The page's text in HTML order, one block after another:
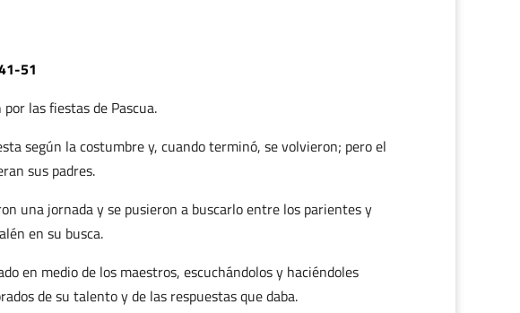
51
las fiestas de Pascua.
según la costumbre y, cuando terminó, se volvieron; pero el
sus padres.
una jornada y se pusieron a buscarlo entre los parientes y
en su busca.
en medio de los maestros, escuchándolos y haciéndoles
de su talento y de las respuestas que daba.